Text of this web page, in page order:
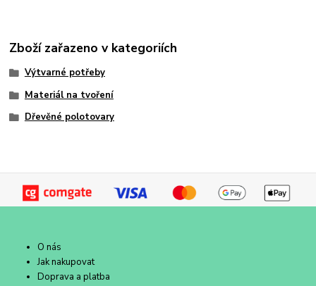
Zboží zařazeno v kategoriích
Výtvarné potřeby
Materiál na tvoření
Dřevěné polotovary
O nás
Jak nakupovat
Doprava a platba